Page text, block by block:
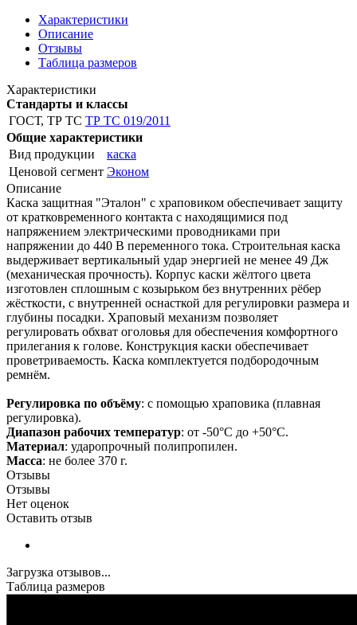
Характеристики
Описание
Отзывы
Таблица размеров
Характеристики
Стандарты и классы
ГОСТ, ТР ТС ТР ТС 019/2011
Общие характеристики
Вид продукции
каска
Ценовой сегмент Эконом
Описание
Каска защитная "Эталон" с храповиком обеспечивает защиту
от кратковременного контакта с находящимися под
напряжением электрическими проводниками при
напряжении до 440 В переменного тока. Строительная каска
выдерживает вертикальный удар энергией не менее 49 Дж
(механическая прочность). Корпус каски жёлтого цвета
изготовлен сплошным с козырьком без внутренних рёбер
жёсткости, с внутренней оснасткой для регулировки размера и
глубины посадки. Храповый механизм позволяет
регулировать обхват оголовья для обеспечения комфортного
прилегания к голове. Конструкция каски обеспечивает
проветриваемость. Каска комплектуется подбородочным
ремнём.
Регулировка по объёму: с помощью храповика (плавная
регулировка).
Диапазон рабочих температур: от -50°С до +50°С.
Материал: ударопрочный полипропилен.
Масса: не более 370 г.
Отзывы
Отзывы
Нет оценок
Оставить отзыв
Загрузка отзывов...
Таблица размеров